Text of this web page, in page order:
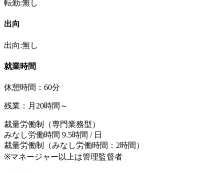
転勤:無し
出向
出向:無し
就業時間
休憩時間：60分
残業：月20時間～
裁量労働制（専門業務型）
みなし労働時間 9.5時間 / 日
裁量労働制（みなし労働時間：2時間）
※マネージャー以上は管理監督者